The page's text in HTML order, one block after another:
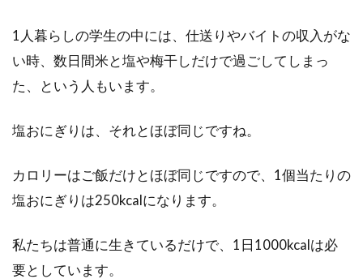
美味しいコーヒー牛乳は、昔から愛されている
飲み物で...
食生活改善で健康を維持し病気を寄
乱れた食生活や不規則な食事は知らず知らずの
1人暮らしの学生の中には、仕送りやバイトの収入がな
い時、数日間米と塩や梅干しだけで過ごしてしまっ
た、という人もいます。
塩おにぎりは、それとほぼ同じですね。
カロリーはご飯だけとほぼ同じですので、1個当たりの
塩おにぎりは250kcalになります。
私たちは普通に生きているだけで、1日1000kcalは必
要としています。